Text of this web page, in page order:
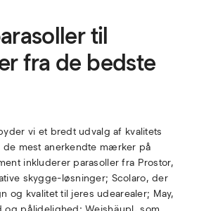
til
fra de bedste
vi et bredt udvalg af kvalitets
de mest anerkendte mærker på
inkluderer parasoller fra Prostor,
skygge-løsninger; Scolaro, der
og kvalitet til jeres udearealer; May,